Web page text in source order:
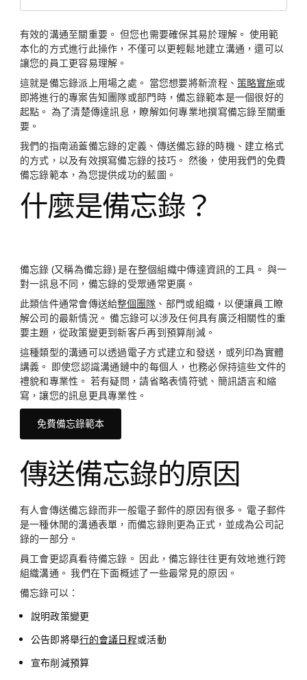
有效的溝通至關重要。 但您也需要確保其易於理解。 使用範
本化的方式進行此操作，不僅可以更輕鬆地建立溝通，還可以
讓您的員工更容易理解。
這就是備忘錄派上用場之處。 當您想要將新流程、 策略實施或
即將進行的專案告知團隊或部門時，備忘錄範本是一個很好的
起點。 為了清楚傳達訊息，瞭解如何專業地撰寫備忘錄至關重
要。
我們的指南涵蓋備忘錄的定義、傳送備忘錄的時機、建立格式
的方式，以及有效撰寫備忘錄的技巧。 然後，使用我們的免費
備忘錄範本，為您提供成功的藍圖。
什麼是備忘錄？
備忘錄 (又稱為備忘錄) 是在整個組織中傳達資訊的工具。 與一
對一訊息不同，備忘錄的受眾通常更廣。
此類信件通常會傳送給整個團隊 、部門或組織，以便讓員工瞭
解公司的最新情況。 備忘錄可以涉及任何具有廣泛相關性的重
要主題，從政策變更到新客戶再到預算削減。
這種類型的溝通可以透過電子方式建立和發送，或列印為實體
講義。 即使您認識溝通鏈中的每個人，也務必保持這些文件的
禮貌和專業性。 若有疑問，請省略表情符號、簡訊語言和縮
寫，讓您的訊息更具專業性。
免費備忘錄範本
傳送備忘錄的原因
有人會傳送備忘錄而非一般電子郵件的原因有很多。 電子郵件
是一種休閒的溝通表單，而備忘錄則更為正式，並成為公司記
錄的一部分。
員工會更認真看待備忘錄。 因此，備忘錄往往更有效地進行跨
組織溝通。 我們在下面概述了一些最常見的原因。
備忘錄可以：
說明政策變更
公告即將舉行的會議日程或活動
宣布削減預算